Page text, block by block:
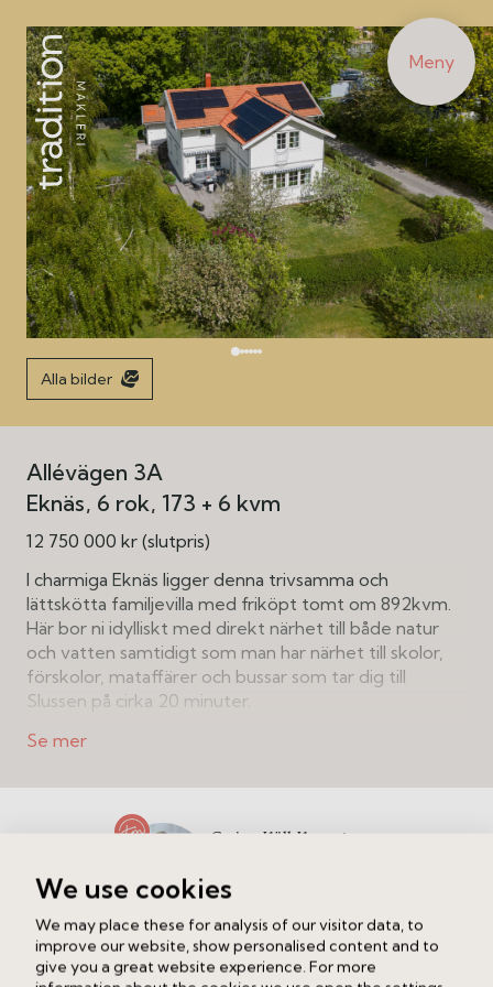
Meny
Alla bilder
Allévägen 3A
Eknäs 6 rok 173 + 6 kvm
12 750 000 kr (slutpris)
I charmiga Eknäs ligger denna trivsamma och
lättskötta familjevilla med friköpt tomt om 892kvm.
Här bor ni idylliskt med direkt närhet till både natur
och vatten samtidigt som man har närhet till skolor,
förskolor, mataffärer och bussar som tar dig till
Slussen på cirka 20 minuter.
Huset, som ursprungligen byggdes 2006 har byggts
varmförråd om ca 7kvm. 2023 har dessutom solceller
Här erbjuds ett fantastiskt ljusinsläpp från stora
fönsterpartier och mycket sociala ytor på nedre plan
där det stilfulla köket ligger i öppen planlösning mot
det fullkomligt magiska sällskapsrummet med öppen
Carina Käll Knaust
Ring
Intresserad av att veta vad din bostad är värd?
We use cookies
We may place these for analysis of our visitor data, to
improve our website, show personalised content and to
give you a great website experience. For more